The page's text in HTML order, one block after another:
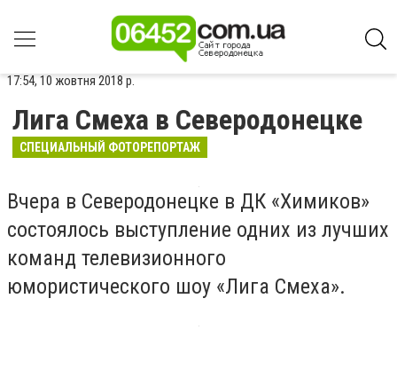
17:54, 10 жовтня 2018 р.
Лига Смеха в Северодонецке
СПЕЦИАЛЬНЫЙ ФОТОРЕПОРТАЖ
Вчера в Северодонецке в ДК «Химиков»
состоялось выступление одних из лучших
команд телевизионного
юмористического шоу «Лига Смеха».